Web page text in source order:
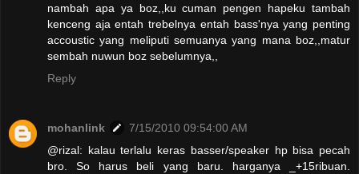
nambah apa ya boz,,ku cuman pengen hapeku tambah
kenceng aja entah trebelnya entah bass'nya yang penting
accoustic yang meliputi semuanya yang mana boz,,matur
sembah nuwun boz sebelumnya,,
Reply
mohanlink
7/15/2010 09:54:00 AM
@rizal: kalau terlalu keras basser/speaker hp bisa pecah
bro. So harus beli yang baru. harganya _+15ribuan.